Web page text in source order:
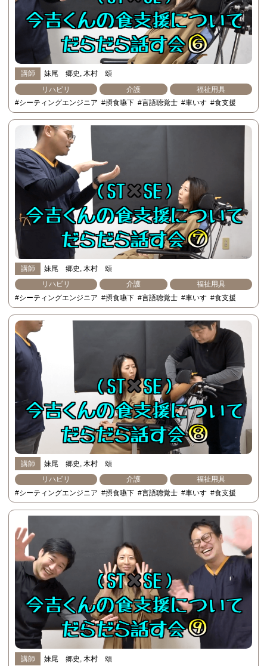
講師 妹尾 郷史
木村 頌
リハビリ
介護
福祉用具
#シーティングエンジニア #摂食嚥下 #言語聴覚士 #車いす #食支援
講師 妹尾 郷史
木村 頌
リハビリ
介護
福祉用具
#シーティングエンジニア #摂食嚥下 #言語聴覚士 #車いす #食支援
講師 妹尾 郷史
木村 頌
リハビリ
介護
福祉用具
#シーティングエンジニア #摂食嚥下 #言語聴覚士 #車いす #食支援
講師 妹尾 郷史
木村 頌